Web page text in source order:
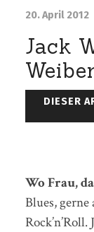
20. April 2012
Jack
DIESER
Wo Frau,
Blues,